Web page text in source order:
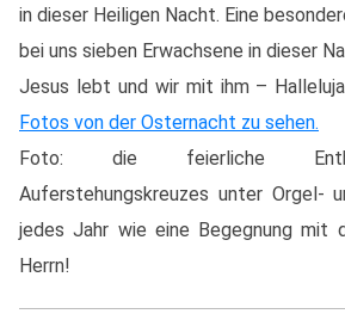
in dieser Heiligen Nacht. Eine
bei uns sieben Erwachsene in dieser
Jesus lebt und wir mit ihm –
Fotos von der Osternacht zu sehen.
Foto: die feierliche
Auferstehungskreuzes unter Orgel-
jedes Jahr wie eine Begegnung mit
Herrn!